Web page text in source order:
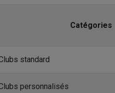
Catégories
standard
personnalisés